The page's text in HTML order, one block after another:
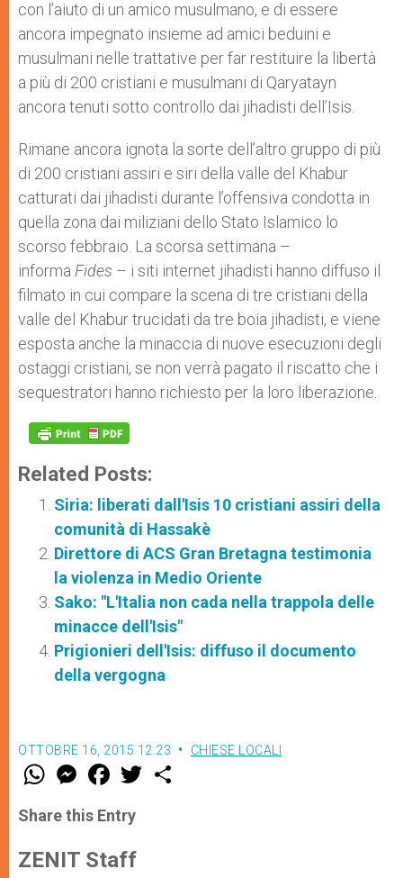
con l’aiuto di un amico musulmano, e di essere
ancora impegnato insieme ad amici beduini e
musulmani nelle trattative per far restituire la libertà
a più di 200 cristiani e musulmani di Qaryatayn
ancora tenuti sotto controllo dai jihadisti dell’Isis.
Rimane ancora ignota la sorte dell’altro gruppo di più
di 200 cristiani assiri e siri della valle del Khabur
catturati dai jihadisti durante l’offensiva condotta in
quella zona dai miliziani dello Stato Islamico lo
scorso febbraio. La scorsa settimana –
informa Fides – i siti internet jihadisti hanno diffuso il
filmato in cui compare la scena di tre cristiani della
valle del Khabur trucidati da tre boia jihadisti, e viene
esposta anche la minaccia di nuove esecuzioni degli
ostaggi cristiani, se non verrà pagato il riscatto che i
sequestratori hanno richiesto per la loro liberazione.
Related Posts:
Siria: liberati dall'Isis 10 cristiani assiri della
comunità di Hassakè
Direttore di ACS Gran Bretagna testimonia
la violenza in Medio Oriente
Sako: "L'Italia non cada nella trappola delle
minacce dell'Isis"
Prigionieri dell'Isis: diffuso il documento
della vergogna
OTTOBRE 16, 2015 12:23 CHIESE LOCALI
W
t
s
p
p
M
e
s
e
g
e
F
a
e
b
o
k
w
Share this Entry
ZENIT Staff